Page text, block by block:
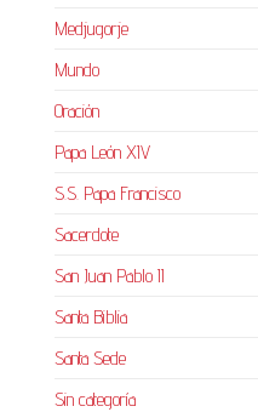
Medjugorje
Mundo
Oración
Papa León XIV
S.S. Papa Francisco
Sacerdote
San Juan Pablo II
Santa Biblia
Santa Sede
Sin categoría